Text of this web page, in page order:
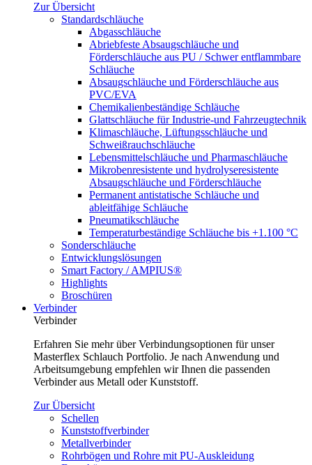
Zur Übersicht
Standardschläuche
Abgasschläuche
Abriebfeste Absaugschläuche und
Förderschläuche aus PU / Schwer entflammbare
Schläuche
Absaugschläuche und Förderschläuche aus
PVC/EVA
Chemikalienbeständige Schläuche
Glattschläuche für Industrie-und Fahrzeugtechnik
Klimaschläuche, Lüftungsschläuche und
Schweißrauchschläuche
Lebensmittelschläuche und Pharmaschläuche
Mikrobenresistente und hydrolyseresistente
Absaugschläuche und Förderschläuche
Permanent antistatische Schläuche und
ableitfähige Schläuche
Pneumatikschläuche
Temperaturbeständige Schläuche bis +1.100 °C
Sonderschläuche
Entwicklungslösungen
Smart Factory / AMPIUS®
Highlights
Broschüren
Verbinder
Verbinder
Erfahren Sie mehr über Verbindungsoptionen für unser
Masterflex Schlauch Portfolio. Je nach Anwendung und
Arbeitsumgebung empfehlen wir Ihnen die passenden
Verbinder aus Metall oder Kunststoff.
Zur Übersicht
Schellen
Kunststoffverbinder
Metallverbinder
Rohrbögen und Rohre mit PU-Auskleidung